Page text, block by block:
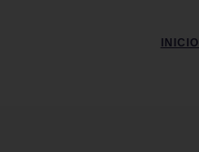
INICIO